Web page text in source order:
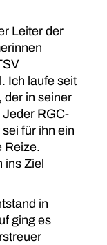
Leiter der
Ich laufe seit
der in seiner
RGC-
für ihn ein
Reize.
ins Ziel
in
ging es